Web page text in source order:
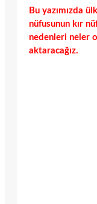
Bu yazımızda
nüfusunun kır
nedenleri neler
aktaracağız.